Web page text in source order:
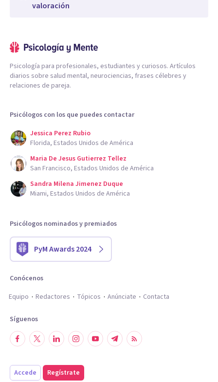
valoración
Psicología para profesionales, estudiantes y curiosos. Artículos
diarios sobre salud mental, neurociencias, frases célebres y
relaciones de pareja.
Psicólogos con los que puedes contactar
Jessica Perez Rubio
Florida, Estados Unidos de América
Maria De Jesus Gutierrez Tellez
San Francisco, Estados Unidos de América
Sandra Milena Jimenez Duque
Miami, Estados Unidos de América
Psicólogos nominados y premiados
PyM Awards 2024
Conócenos
Equipo
Redactores Tópicos Anúnciate Contacta
Síguenos
Accede Regístrate